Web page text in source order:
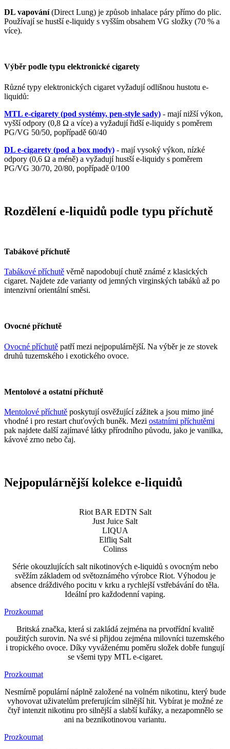
DL vapování(Direct Lung) je způsob inhalace páry přímo do plic.
Používají se hustší e-liquidy s vyšším obsahem VG složky (70 % a
více).
Výběr podle typu elektronické cigarety
Různé typy elektronických cigaret vyžadují odlišnou hustotu e-
liquidů:
MTL e-cigarety (pod systémy, pen-style sady) - mají nižší výkon,
vyšší odpory (0,8 Ω a více) a vyžadují řidší e-liquidy s poměrem
PG/VG 50/50, popřípadě 60/40
DL e-cigarety (pod a box mody) - mají vysoký výkon, nízké
odpory (0,6 Ω a méně) a vyžadují hustší e-liquidy s poměrem
PG/VG 30/70, 20/80, popřípadě 0/100
Rozdělení e-liquidů podle typu příchutě
Tabákové příchutě
Tabákové příchutě věrně napodobují chutě známé z klasických
cigaret. Najdete zde varianty od jemných virginských tabáků až po
intenzivní orientální směsi.
Ovocné příchutě
Ovocné příchutě patří mezi nejpopulárnější. Na výběr je ze stovek
druhů tuzemského i exotického ovoce.
Mentolové a ostatní příchutě
Mentolové příchutě poskytují osvěžující zážitek a jsou mimo jiné
vhodné i pro restart chuťových buněk. Mezi ostatními příchutěmi
pak najdete další zajímavé látky přírodního původu, jako je vanilka,
kávové zrno nebo čaj.
Nejpopulárnější kolekce e-liquidů
Riot BAR EDTN Salt
Just Juice Salt
LIQUA
Elfliq Salt
Colinss
Série okouzlujících salt nikotinových e-liquidů s ovocným nebo
svěžím základem od světoznámého výrobce Riot. Výhodou je
absence dráždivého pocitu v krku a rychlejší vstřebávání do těla.
Ideální pro každodenní vaping.
Prozkoumat
Britská značka, která si zakládá zejména na prvotřídní kvalitě
použitých surovin. Na své si přijdou zejména milovníci tuzemského
i tropického ovoce. Díky vyváženému poměru složek dobře fungují
se všemi typy MTL e-cigaret.
Prozkoumat
Nesmírně populární náplně založené na volném nikotinu, který bude
vyhovovat uživatelům preferujícím silnější hit. Vybírat je možné ze
čtyř intenzit nikotinu pro silnější a slabší kuřáky, a nezapomnělo se
ani na beznikotinovou variantu.
Prozkoumat